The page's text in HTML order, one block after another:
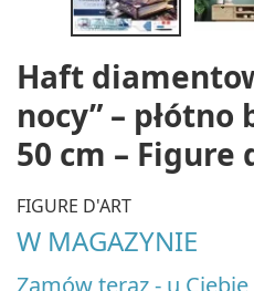
Haft
nocy” – płótno
50 cm – Figure
FIGURE D'ART
W MAGAZYNIE
Zamów teraz - u